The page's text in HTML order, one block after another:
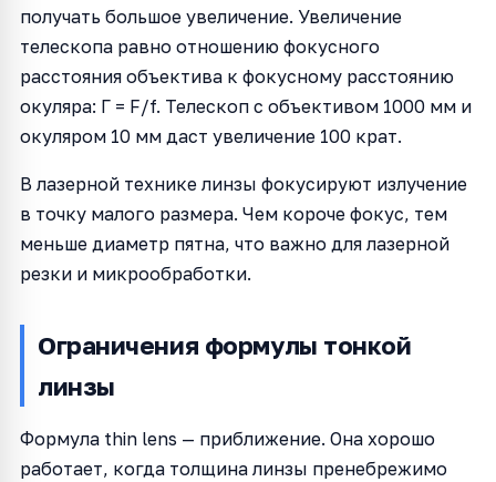
получать большое увеличение. Увеличение
телескопа равно отношению фокусного
расстояния объектива к фокусному расстоянию
окуляра: Г = F/f. Телескоп с объективом 1000 мм и
окуляром 10 мм даст увеличение 100 крат.
В лазерной технике линзы фокусируют излучение
в точку малого размера. Чем короче фокус, тем
меньше диаметр пятна, что важно для лазерной
резки и микрообработки.
Ограничения формулы тонкой
линзы
Формула thin lens — приближение. Она хорошо
работает, когда толщина линзы пренебрежимо